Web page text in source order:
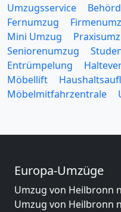
Umzugsservice
Fernumzug
Mini Umzug
Seniorenumzug
Entrümpelung
Möbellift
Möbelmitfahrzentrale
Europa-Umzüge
Umzug von Heilbronn
Umzug von Heilbronn